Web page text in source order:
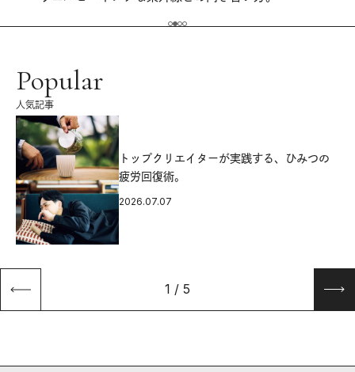
Popular
人気記事
トップクリエイターが実践する、ひみつの
疲労回復術。
2026.07.07
1 / 5